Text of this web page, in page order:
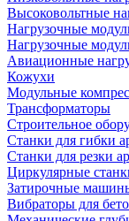
Высоковольтные
Нагрузочные
Нагрузочные
Авиационные
Кожухи
Модульные
Трансформаторы
Строительное
Станки для гибки
Станки для резки
Циркулярные
Затирочные
Вибраторы для